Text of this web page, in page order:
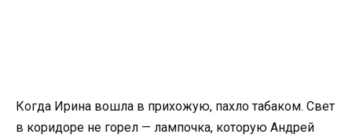
Когда Ирина вошла в прихожую, пахло табаком. Свет
в коридоре не горел — лампочка, которую Андрей